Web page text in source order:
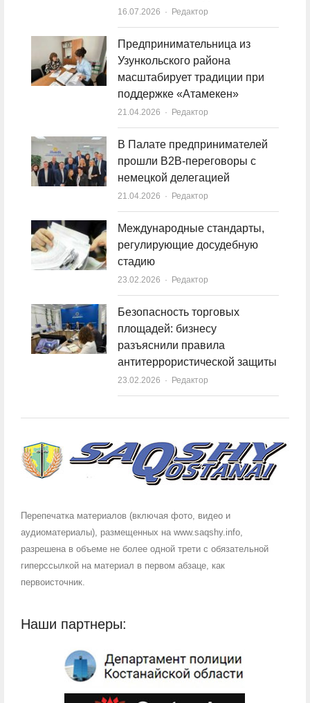
16.07.2026 Author
Редактор
Предпринимательница из
Узункольского района
масштабирует традиции при
поддержке «Атамекен»
21.04.2026 Author
Редактор
В Палате предпринимателей
прошли B2B-переговоры с
немецкой делегацией
21.04.2026 Author
Редактор
Международные стандарты,
регулирующие досудебную
стадию
23.02.2026 Author
Редактор
Безопасность торговых
площадей: бизнесу
разъяснили правила
антитеррористической защиты
23.02.2026 Author
Редактор
Перепечатка материалов (включая фото, видео и
аудиоматериалы), размещенных на www.saqshy.info,
разрешена в объеме не более одной трети с обязательной
гиперссылкой на материал в первом абзаце, как
первоисточник.
Наши партнеры: